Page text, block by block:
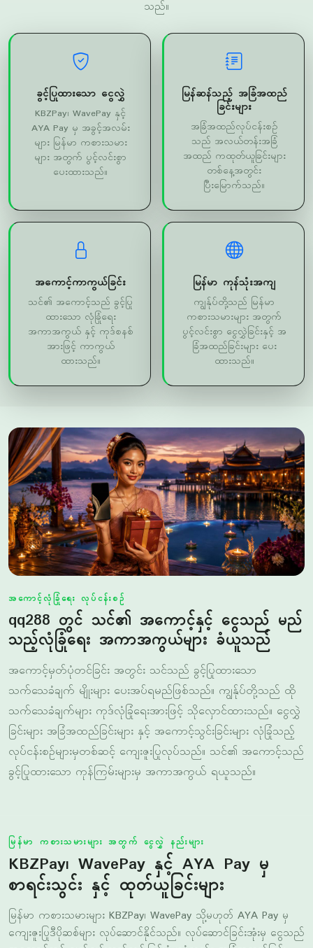
KBZPay၊ WavePay နှင့်
များ မြန်မာ ကစားသမား
များ အတွက် ပွင့်လင်းစွာ
ပေးထားသည်။
ခြင်းများ
သည် အလယ်တန်းအခြံ
အထည် ကထုတ်ယူခြင်းများ
တစ်နေ့အတွင်း
ပြီးမြောက်သည်။
သင်၏ အကောင့်သည် ခွင့်ပြု
အကာအကွယ် နှင့် ကုဒ်စနစ်
အားဖြင့် ကာကွယ်
ထားသည်။
ကျွန်ုပ်တို့သည် မြန်မာ
ပွင့်လင်းစွာ ငွေလွှဲခြင်းနှင့် အ
ခြံအထည်ခြင်းများ ပေး
ထားသည်။
အကောင့်လုံခြုံရေး လုပ်ငန်းစဉ်
qq288 တွင် သင်၏ အကောင့်နှင့် ငွေသည် မည်
သည့်လုံခြုံရေး အကာအကွယ်များ ခံယူသည်
အကောင့်မှတ်ပုံတင်ခြင်း အတွင်း သင်သည် ခွင့်ပြုထားသော
သက်သေခံချက် မျိုးများ ပေးအပ်ရမည်ဖြစ်သည်။ ကျွန်ုပ်တို့သည် ထို
သက်သေခံချက်များ ကုဒ်လုံခြုံရေးအားဖြင့် သိုလှောင်ထားသည်။ ငွေလွှဲ
ခြင်းများ အခြံအထည်ခြင်းများ နှင့် အကောင့်သွင်းခြင်းများ လုံခြုံသည့်
လုပ်ငန်းစဉ်များမှတစ်ဆင့် ကျေးဇူးပြုလုပ်သည်။ သင်၏ အကောင့်သည်
ခွင့်ပြုထားသော ကုန်ကြမ်းများမှ အကာအကွယ် ရယူသည်။
စာရင်းသွင်း နှင့် ထုတ်ယူခြင်းများ
မြန်မာ ကစားသမားများ KBZPay၊ WavePay သို့မဟုတ် AYA Pay မှ
ကျေးဇူးပြုဒီပိုဆစ်များ လုပ်ဆောင်နိုင်သည်။ လုပ်ဆောင်ခြင်းအုံးမှ ငွေသည်
အကောင့်တွင် ချက်ချင်းထည့်သွင်းခြင်းခံယူခံသည်။ အခြံအထည်ခြင်း
များသည် တစ်နေ့အတွင်း ပြီးမြောက်ခြင်းခံယူခံသည်။ ကျွန်ုပ်တို့သည်
မြန်မာ ကုန်အခြံအထည်များ ခွင့်ပြုထားသည်။